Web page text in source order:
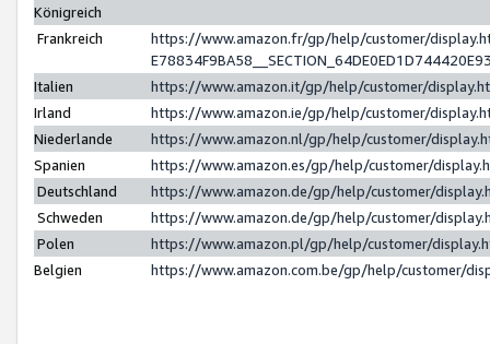
Königreich
Frankreich
https://www.amazon.fr/gp/help/customer/
Italien
https://www.amazon.it/gp/help/customer/
Irland
https://www.amazon.ie/gp/help/customer/
Niederlande
https://www.amazon.nl/gp/help/customer/
Spanien
https://www.amazon.es/gp/help/customer/
Deutschland
https://www.amazon.de/gp/help/customer/
Schweden
https://www.amazon.de/gp/help/customer/
Polen
https://www.amazon.pl/gp/help/customer/
Belgien
https://www.amazon.com.be/gp/help/customer/